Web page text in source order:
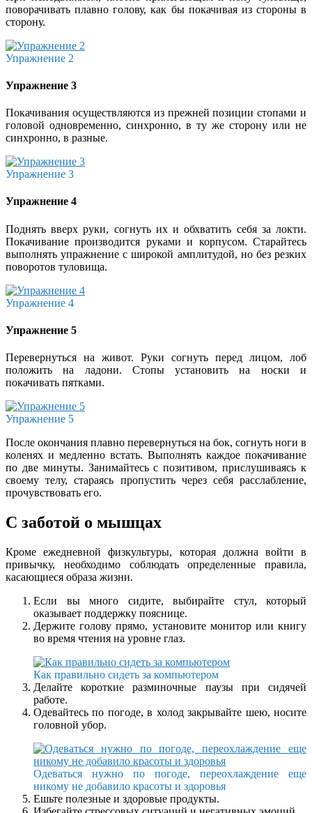
поворачивать плавно голову, как бы покачивая из стороны в
сторону.
Упражнение 2
Упражнение 3
Покачивания осуществляются из прежней позиции стопами и
головой одновременно, синхронно, в ту же сторону или не
синхронно, в разные.
Упражнение 3
Упражнение 4
Поднять вверх руки, согнуть их и обхватить себя за локти.
Покачивание производится руками и корпусом. Старайтесь
выполнять упражнение с широкой амплитудой, но без резких
поворотов туловища.
Упражнение 4
Упражнение 5
Перевернуться на живот. Руки согнуть перед лицом, лоб
положить на ладони. Стопы установить на носки и
покачивать пятками.
Упражнение 5
После окончания плавно перевернуться на бок, согнуть ноги в
коленях и медленно встать. Выполнять каждое покачивание
по две минуты. Занимайтесь с позитивом, прислушиваясь к
своему телу, стараясь пропустить через себя расслабление,
прочувствовать его.
С заботой о мышцах
Кроме ежедневной физкультуры, которая должна войти в
привычку, необходимо соблюдать определенные правила,
касающиеся образа жизни.
Если вы много сидите, выбирайте стул, который
оказывает поддержку пояснице.
Держите голову прямо, установите монитор или книгу
во время чтения на уровне глаз.
Как правильно сидеть за компьютером
Делайте короткие разминочные паузы при сидячей
работе.
Одевайтесь по погоде, в холод закрывайте шею, носите
головной убор.
Одеваться нужно по погоде, переохлаждение еще
никому не добавило красоты и здоровья
Ешьте полезные и здоровые продукты.